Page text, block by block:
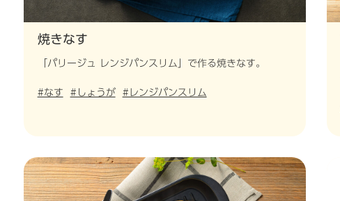
焼きなす
「パリージュ レンジパンスリム」で作る焼きなす。
#なす #しょうが #レンジパンスリム